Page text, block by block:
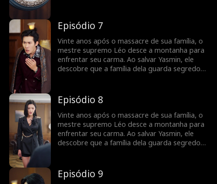
Episódio 7
Vinte anos após o massacre de sua família, o
mestre supremo Léo desce a montanha para
enfrentar seu carma. Ao salvar Yasmin, ele
descobre que a família dela guarda segredos
Episódio 8
Vinte anos após o massacre de sua família, o
mestre supremo Léo desce a montanha para
enfrentar seu carma. Ao salvar Yasmin, ele
descobre que a família dela guarda segredos
Episódio 9